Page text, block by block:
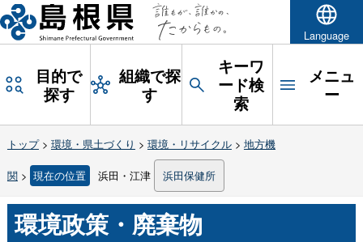
Language
目的で
探す
組織で探
す
キーワ
ード検
索
メニュ
ー
トップ> 環境・県土づくり > 環境・リサイクル> 地方機
関> 現在の位置 浜田・江津 浜田保健所
環境政策・廃棄物